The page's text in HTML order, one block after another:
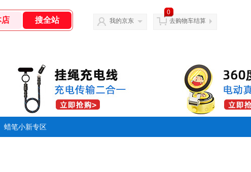
我的京东
0
去购物车结算
蜡笔小新专区